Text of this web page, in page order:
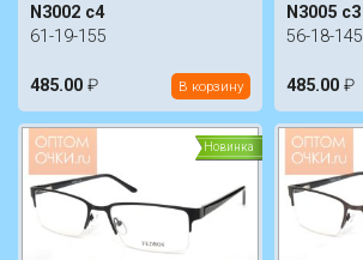
N3002 c4
61-19-155
485.00 ₽ В корзину
N3005 c3
56-18-145
485.00 ₽
Новинка